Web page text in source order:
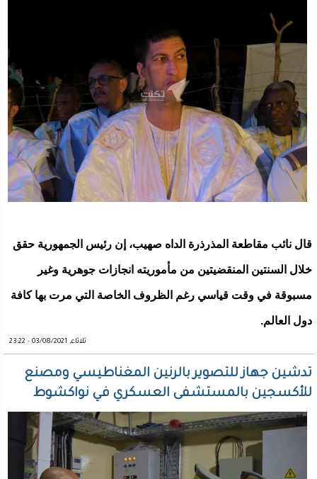
قال نائب مقاطعة المذرذرة الداه صهيب، إن رئيس الجمهورية حقق
خلال السنتين المنقضيتين من مأموريته انجازات جوهرية وغير
مسبوقة في وقت قياسي رغم الظروف الخاصة التي مرت بها كافة
دول العالم.
ثلاثاء, 03/08/2021 - 23:22
تدشين جهاز للتصوير بالرنين المغناطيسي ومصنع
للأكسجين بالمستشفى العسكري في نواكشوط